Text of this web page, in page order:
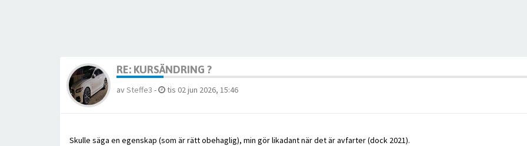
RE: KURSÄNDRING ?
avSteffe3 - tis 02 jun 2026, 15:46
Skulle säga en egenskap (som är rätt obehaglig), min gör likadant när det är avfarter (dock 2021).